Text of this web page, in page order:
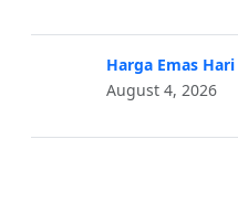
Harga Emas
August 4, 2026